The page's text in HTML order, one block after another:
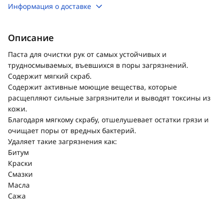
Информация о доставке
Описание
Паста для очистки рук от самых устойчивых и
трудносмываемых, въевшихся в поры загрязнений.
Содержит мягкий скраб.
Содержит активные моющие вещества, которые
расщепляют сильные загрязнители и выводят токсины из
кожи.
Благодаря мягкому скрабу, отшелушевает остатки грязи и
очищает поры от вредных бактерий.
Удаляет такие загрязнения как:
Битум
Краски
Смазки
Масла
Сажа